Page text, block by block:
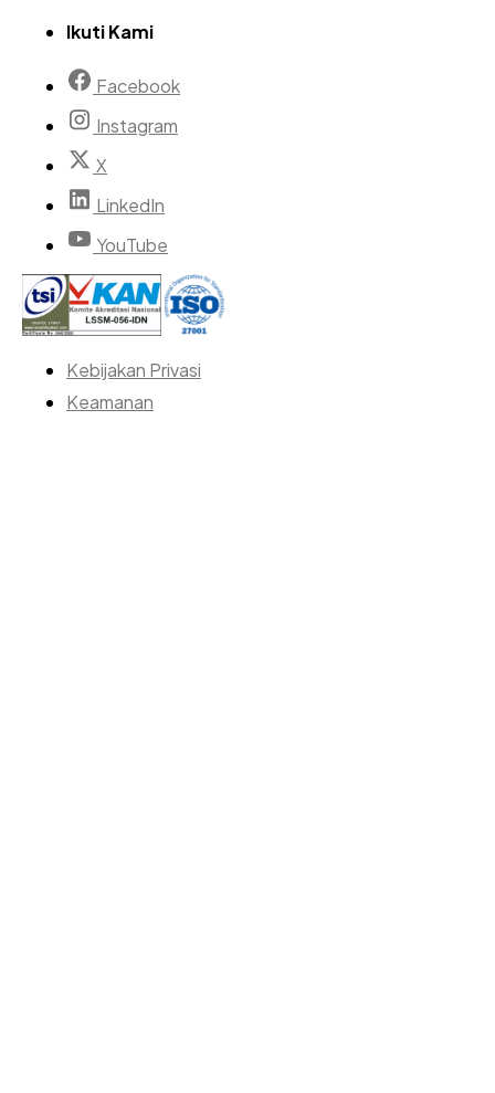
Ikuti Kami
Facebook
Instagram
X
LinkedIn
YouTube
Kebijakan Privasi
Keamanan